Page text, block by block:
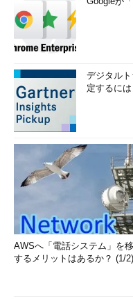
デジタル
定するには
AWSへ「電話システム」を
するメリットはあるか？ (1/2)